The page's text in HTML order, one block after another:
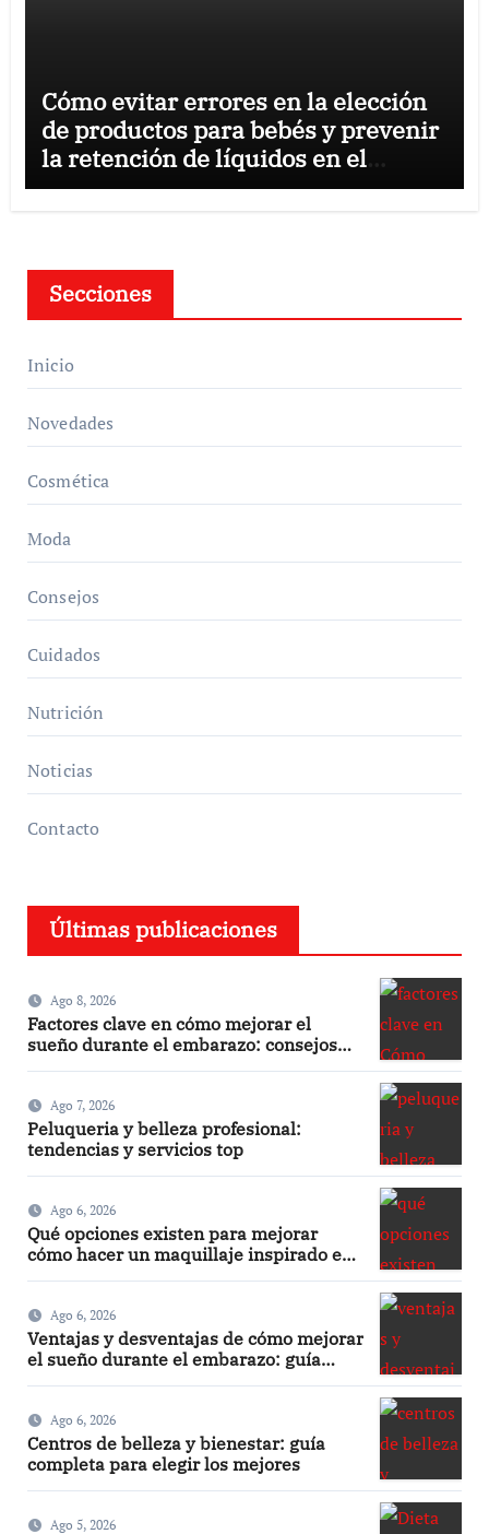
Cómo evitar errores en la elección
de productos para bebés y prevenir
la retención de líquidos en el
embarazo
Secciones
Inicio
Novedades
Cosmética
Moda
Consejos
Cuidados
Nutrición
Noticias
Contacto
Últimas publicaciones
Ago 8, 2026
Factores clave en cómo mejorar el
sueño durante el embarazo: consejos
Ago 7, 2026
Peluqueria y belleza profesional:
tendencias y servicios top
Ago 6, 2026
Qué opciones existen para mejorar
cómo hacer un maquillaje inspirado en
Ago 6, 2026
Ventajas y desventajas de cómo mejorar
el sueño durante el embarazo: guía
Ago 6, 2026
Centros de belleza y bienestar: guía
completa para elegir los mejores
Ago 5, 2026